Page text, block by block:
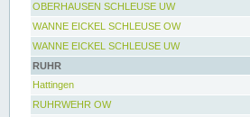
OBERHAUSEN SCHLEUSE UW
WANNE EICKEL SCHLEUSE OW
WANNE EICKEL SCHLEUSE UW
RUHR
Hattingen
RUHRWEHR OW